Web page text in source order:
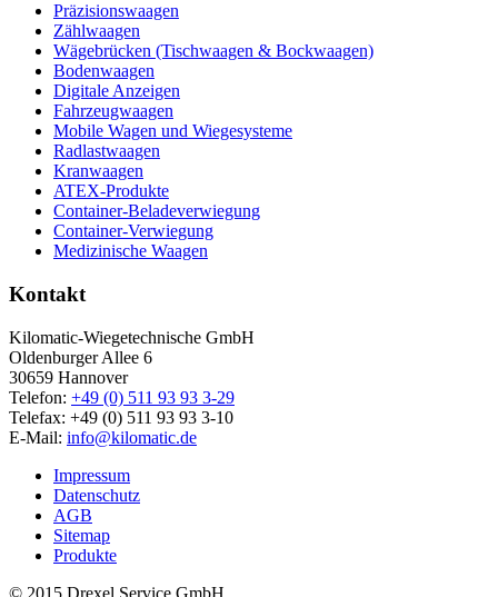
Präzisionswaagen
Zählwaagen
Wägebrücken (Tischwaagen & Bockwaagen)
Bodenwaagen
Digitale Anzeigen
Fahrzeugwaagen
Mobile Wagen und Wiegesysteme
Radlastwaagen
Kranwaagen
ATEX-Produkte
Container-Beladeverwiegung
Container-Verwiegung
Medizinische Waagen
Kontakt
Kilomatic-Wiegetechnische GmbH
Oldenburger Allee 6
30659 Hannover
Telefon: +49 (0) 511 93 93 3-29
Telefax: +49 (0) 511 93 93 3-10
E-Mail: info@kilomatic.de
Impressum
Datenschutz
AGB
Sitemap
Produkte
© 2015 Drexel Service GmbH